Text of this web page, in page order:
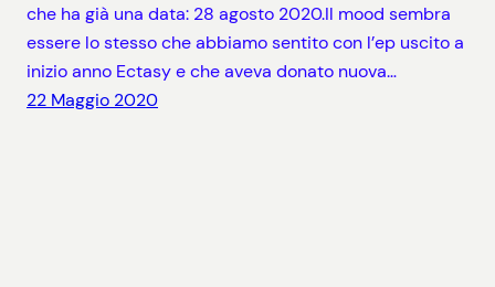
che ha già una data: 28 agosto 2020.Il mood sembra
essere lo stesso che abbiamo sentito con l’ep uscito a
inizio anno Ectasy e che aveva donato nuova…
22 Maggio 2020